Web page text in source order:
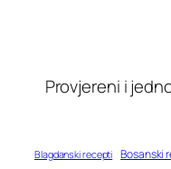
Provjereni i
Blagdanski recepti Bosanski